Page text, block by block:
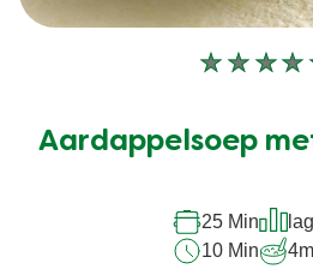
Geen
voor
Aardappelsoep
25 Min
10 Min
4